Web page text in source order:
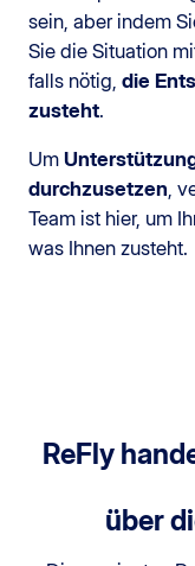
sein, aber indem
Sie die Situation
falls nötig, die
zusteht.
Um
durchzusetzen,
Team ist hier, um
was Ihnen zusteht.
ReFly
über